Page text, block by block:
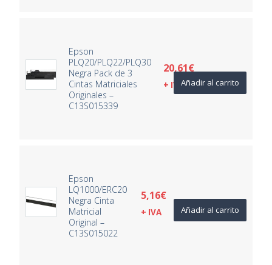
Epson
PLQ20/PLQ22/PLQ30
Negra Pack de 3
Cintas Matriciales
Originales –
C13S015339
20,61€
+ IVAAñadir al carrito
Epson
LQ1000/ERC20
Negra Cinta
Matricial
Original –
C13S015022
5,16€
+ IVA Añadir al carrito